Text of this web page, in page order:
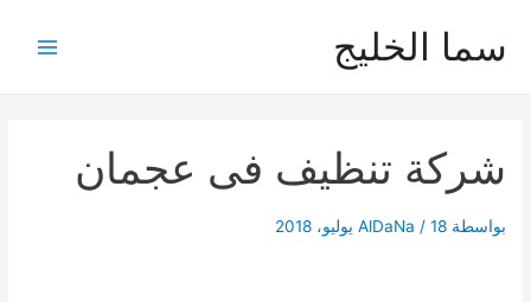
سما الخليج
شركة تنظيف فى عجمان
بواسطة AlDaNa / 18 يوليو، 2018